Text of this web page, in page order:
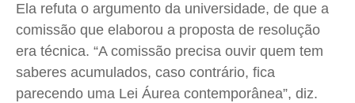
Ela refuta o argumento da universidade, de que a
comissão que elaborou a proposta de resolução
era técnica. “A comissão precisa ouvir quem tem
saberes acumulados, caso contrário, fica
parecendo uma Lei Áurea contemporânea”, diz.